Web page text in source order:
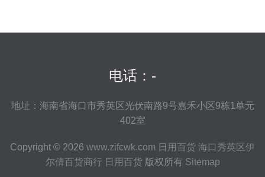
电话：-
地址：海南省海口市秀英区光伏南路9号嘉禾小区9栋1单元
402室
Copyright © 2026 www.zifcwk.com 日用百货 海口秀英区伊
尔倩百货商行 日用百货版权所有 Sitemap